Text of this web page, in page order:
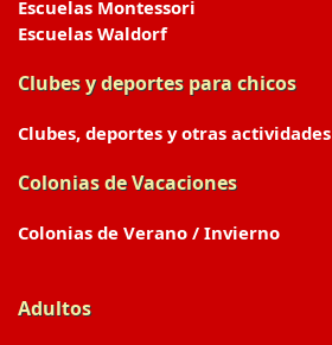
Escuelas Montessori
Escuelas Waldorf
Clubes y deportes para chicos
Clubes, deportes y otras actividades
Colonias de Vacaciones
Colonias de Verano / Invierno
Adultos